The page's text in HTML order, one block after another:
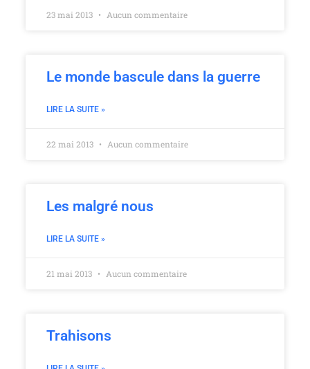
23 mai 2013 Aucun commentaire
Le monde bascule dans la guerre
LIRE LA SUITE »
22 mai 2013 Aucun commentaire
Les malgré nous
LIRE LA SUITE »
21 mai 2013 Aucun commentaire
Trahisons